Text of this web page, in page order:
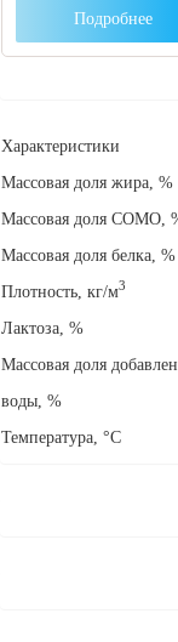
Подробнее
Массовая доля
Массовая
Массовая
Плотность, кг/м
Массовая
воды, %